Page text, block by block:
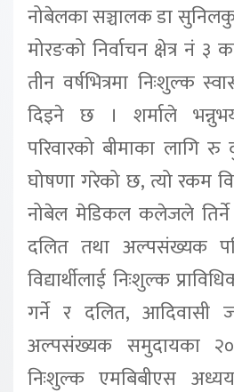
नोबेलका सञ्चालक डा
मोरङको निर्वाचन क्षेत्र नं ३
तीन वर्षभित्रमा निःशुल्क
दिइने छ । शर्माले
परिवारको बीमाका लागि
घोषणा गरेको छ, त्यो रकम
नोबेल मेडिकल कलेजले तिर्ने
दलित तथा अल्पसंख्यक
विद्यार्थीलाई निःशुल्क
गर्ने र दलित, आदिवासी
अल्पसंख्यक समुदायका २०
निःशुल्क एमबिबीएस